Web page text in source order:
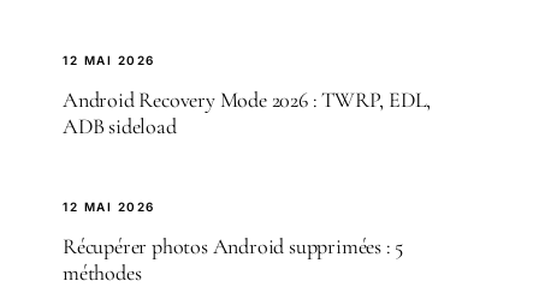
12 MAI 2026
Android Recovery Mode 2026 : TWRP, EDL,
ADB sideload
12 MAI 2026
Récupérer photos Android supprimées : 5
méthodes